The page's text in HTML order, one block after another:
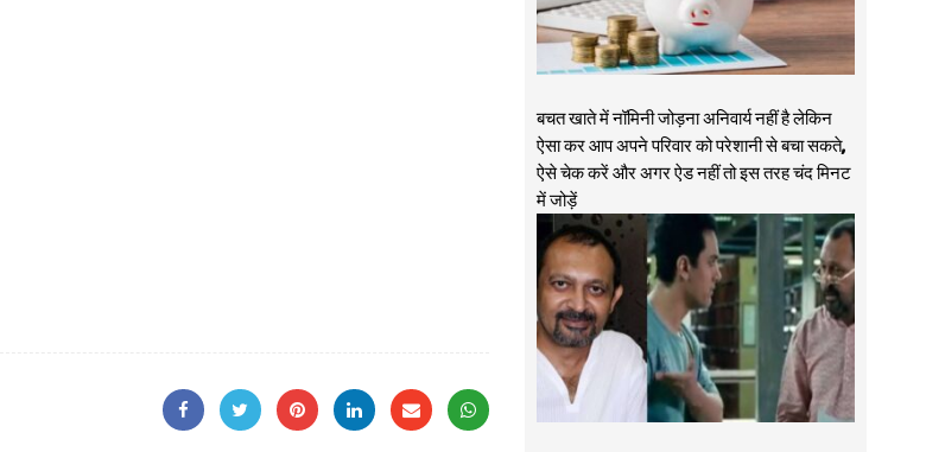
बचत खाते में नॉमिनी जोड़ना अनिवार्य नहीं है लेकिन
ऐसा कर आप अपने परिवार को परेशानी से बचा सकते,
ऐसे चेक करें और अगर ऐड नहीं तो इस तरह चंद मिनट
में जोड़ें